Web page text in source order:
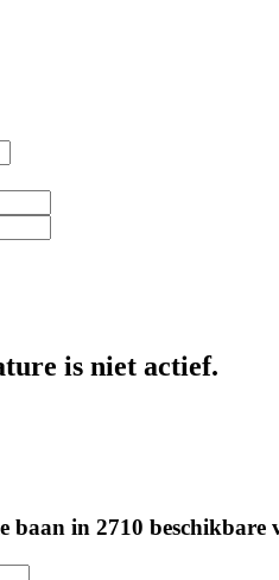
is niet actief.
baan in 2710 beschikbare